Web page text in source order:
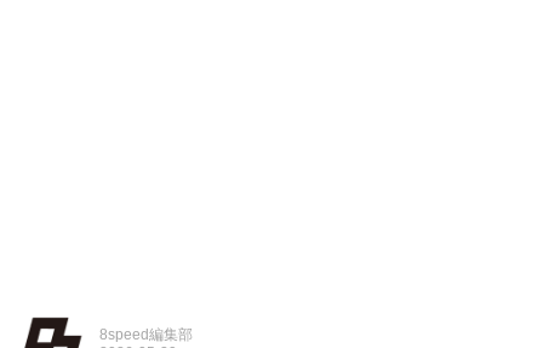
8speed編集部